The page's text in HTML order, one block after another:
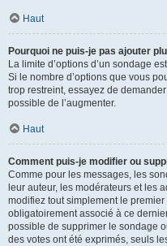
Haut
Pourquoi ne puis-je pas ajouter
La limite d’options d’un sondage
Si le nombre d’options que vous
trop restreint, essayez de
possible de l’augmenter.
Haut
Comment puis-je modifier ou
Comme pour les messages, les
leur auteur, les modérateurs et les
modifiez tout simplement le
obligatoirement associé à ce
possible de supprimer le sondage
des votes ont été exprimés, seuls